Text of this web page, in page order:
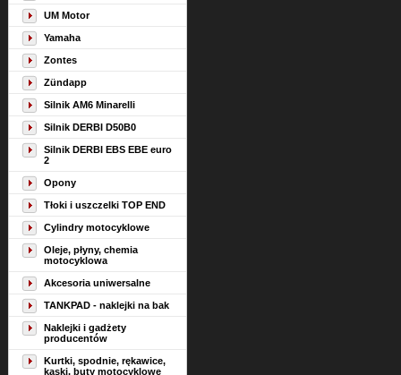
UM Motor
Yamaha
Zontes
Zündapp
Silnik AM6 Minarelli
Silnik DERBI D50B0
Silnik DERBI EBS EBE euro
2
Opony
Tłoki i uszczelki TOP END
Cylindry motocyklowe
Oleje, płyny, chemia
motocyklowa
Akcesoria uniwersalne
TANKPAD - naklejki na bak
Naklejki i gadżety
producentów
Kurtki, spodnie, rękawice,
kaski, buty motocyklowe